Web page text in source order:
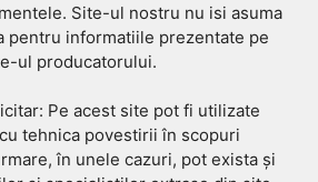
Site-ul nostru nu isi asuma
pentru informatiile prezentate pe
ul producatorului.
Pe acest site pot fi utilizate
tehnica povestirii în scopuri
în unele cazuri, pot exista și